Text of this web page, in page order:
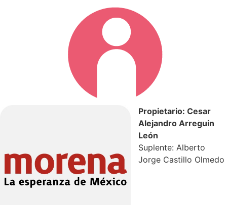
Propietario: Cesar
Alejandro Arreguin
León
Suplente: Alberto
Jorge Castillo Olmedo